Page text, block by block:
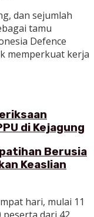
dan sejumlah
tamu
Defence
memperkuat kerja
di Kejagung
Berusia
Keaslian
hari, mulai 11
peserta dari 42